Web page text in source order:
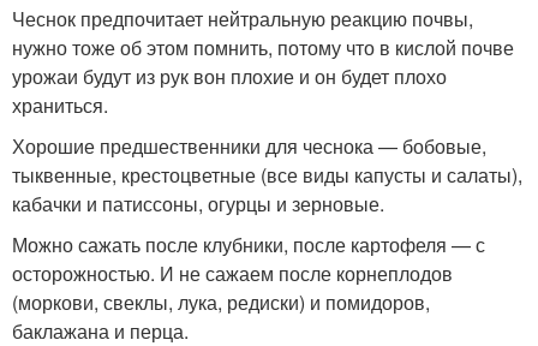
Чеснок предпочитает нейтральную реакцию почвы,
нужно тоже об этом помнить, потому что в кислой почве
урожаи будут из рук вон плохие и он будет плохо
храниться.
Хорошие предшественники для чеснока — бобовые,
тыквенные, крестоцветные (все виды капусты и салаты),
кабачки и патиссоны, огурцы и зерновые.
Можно сажать после клубники, после картофеля — с
осторожностью. И не сажаем после корнеплодов
(моркови, свеклы, лука, редиски) и помидоров,
баклажана и перца.